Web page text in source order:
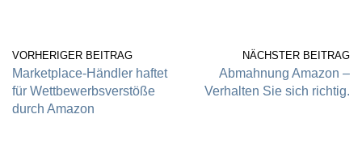
VORHERIGER BEITRAG
Marketplace-Händler haftet
für Wettbewerbsverstöße
durch Amazon
NÄCHSTER BEITRAG
Abmahnung Amazon –
Verhalten Sie sich richtig.